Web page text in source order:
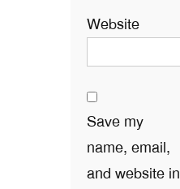
Website
Save my
name, email,
and website in